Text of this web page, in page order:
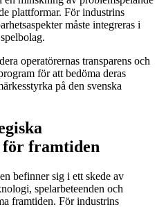
plattformar. För industrins
måste integreras i
operatörernas transparens och
för att bedöma deras
på den svenska
för framtiden
befinner sig i ett skede av
spelarbeteenden och
framtiden. För industrins